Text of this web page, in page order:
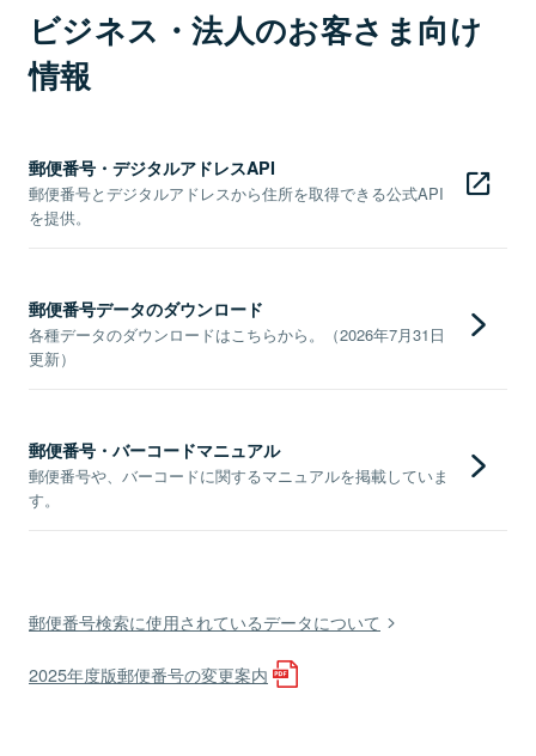
ビジネス・法人のお客さま向け
情報
郵便番号・デジタルアドレスAPI
郵便番号とデジタルアドレスから住所を取得できる公式API
を提供。
郵便番号データのダウンロード
各種データのダウンロードはこちらから。（2026年7月31日
更新）
郵便番号・バーコードマニュアル
郵便番号や、バーコードに関するマニュアルを掲載していま
す。
郵便番号検索に使用されているデータについて
2025年度版郵便番号の変更案内